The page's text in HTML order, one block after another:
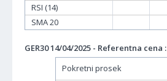
RSI (14)
SMA 20
GER30 14/04/2025 - Referentna cena :
Pokretni prosek